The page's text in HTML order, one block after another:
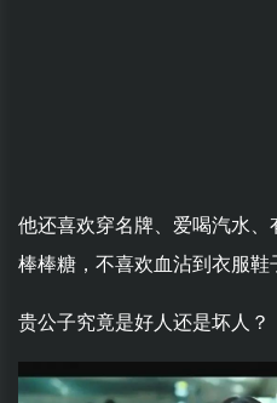
他还喜欢穿名牌、爱喝汽水
棒棒糖，不喜欢血沾到衣服鞋
贵公子究竟是好人还是坏人？